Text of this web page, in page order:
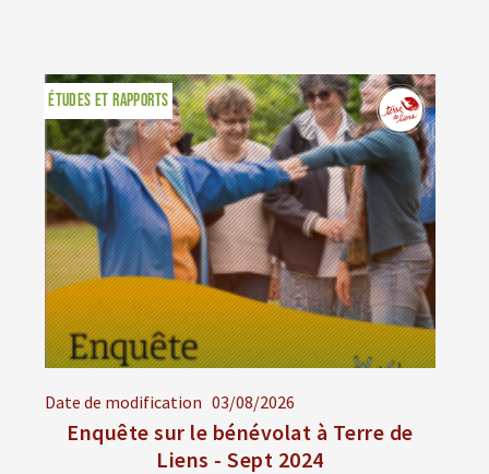
Date de modification 03/08/2026
Enquête sur le bénévolat à Terre de
Liens - Sept 2024
ÉTUDES ET RAPPORTS